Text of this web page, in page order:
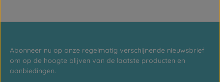
Abonneer nu op onze regelmatig verschijnende nieuwsbrief
om op de hoogte blijven van de laatste producten en
aanbiedingen.